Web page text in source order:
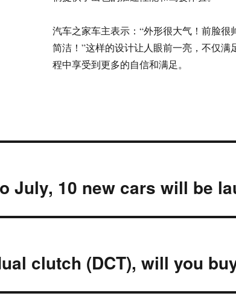
汽车之家车主表示：“外形很大气！前脸
简洁！”这样的设计让人眼前一亮，不仅
程中享受到更多的自信和满足。
July, 10 new cars will be
clutch (DCT), will you